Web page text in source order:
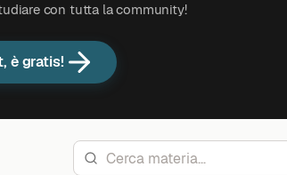
con tutta la community!
è gratis!